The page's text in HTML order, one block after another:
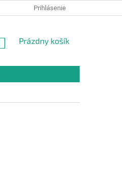
ODBORNÉ
Prihlásenie
NÁKUPNÝ
Prázdny košík